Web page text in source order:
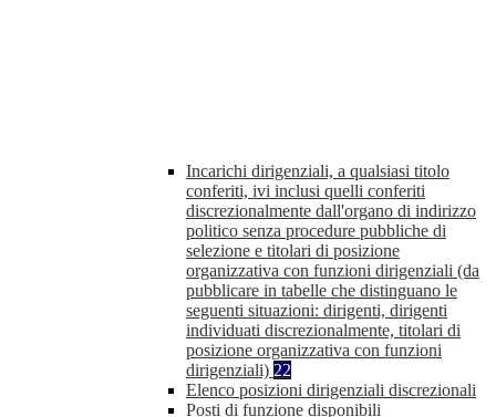
Incarichi dirigenziali, a qualsiasi titolo
conferiti, ivi inclusi quelli conferiti
discrezionalmente dall'organo di indirizzo
politico senza procedure pubbliche di
selezione e titolari di posizione
organizzativa con funzioni dirigenziali (da
pubblicare in tabelle che distinguano le
seguenti situazioni: dirigenti, dirigenti
individuati discrezionalmente, titolari di
posizione organizzativa con funzioni
dirigenziali) 22
Elenco posizioni dirigenziali discrezionali
Posti di funzione disponibili